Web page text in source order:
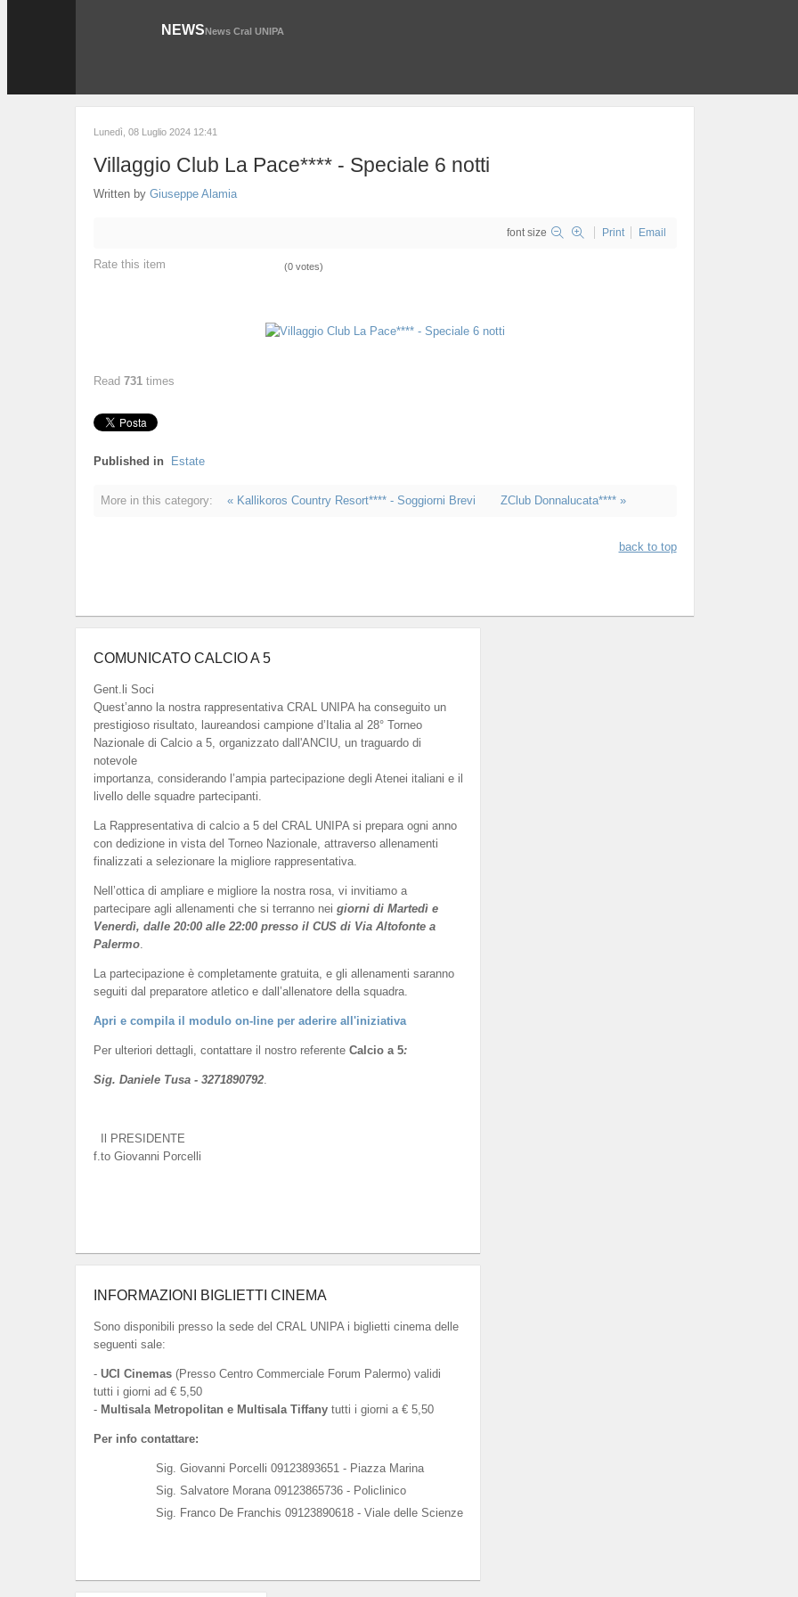
NEWSNews Cral UNIPA
Lunedì, 08 Luglio 2024 12:41
Villaggio Club La Pace**** - Speciale 6 notti
Written by Giuseppe Alamia
font size Print Email
Rate this item (0 votes)
Read 731times
Published in Estate
More in this category: « Kallikoros Country Resort**** - Soggiorni Brevi ZClub Donnalucata**** »
back to top
COMUNICATO CALCIO A 5
Gent.li Soci
Quest’anno la nostra rappresentativa CRAL UNIPA ha conseguito un
prestigioso risultato, laureandosi campione d’Italia al 28° Torneo
Nazionale di Calcio a 5, organizzato dall'ANCIU, un traguardo di
notevole
importanza, considerando l’ampia partecipazione degli Atenei italiani e il
livello delle squadre partecipanti.
La Rappresentativa di calcio a 5 del CRAL UNIPA si prepara ogni anno
con dedizione in vista del Torneo Nazionale, attraverso allenamenti
finalizzati a selezionare la migliore rappresentativa.
Nell’ottica di ampliare e migliore la nostra rosa, vi invitiamo a
partecipare agli allenamenti che si terranno nei giorni di Martedì e
Venerdì, dalle 20:00 alle 22:00 presso il CUS di Via Altofonte a
Palermo.
La partecipazione è completamente gratuita, e gli allenamenti saranno
seguiti dal preparatore atletico e dall’allenatore della squadra.
Apri e compila il modulo on-line per aderire all'iniziativa
Per ulteriori dettagli, contattare il nostro referente Calcio a 5:
Sig. Daniele Tusa - 3271890792.
Il PRESIDENTE
f.to Giovanni Porcelli
INFORMAZIONI BIGLIETTI CINEMA
Sono disponibili presso la sede del CRAL UNIPA i biglietti cinema delle
seguenti sale:
- UCI Cinemas(Presso Centro Commerciale Forum Palermo) validi
tutti i giorni ad € 5,50
- Multisala Metropolitan e Multisala Tiffanytutti i giorni a € 5,50
Per info contattare:
Sig. Giovanni Porcelli 09123893651 - Piazza Marina
Sig. Salvatore Morana 09123865736 - Policlinico
Sig. Franco De Franchis 09123890618 - Viale delle Scienze